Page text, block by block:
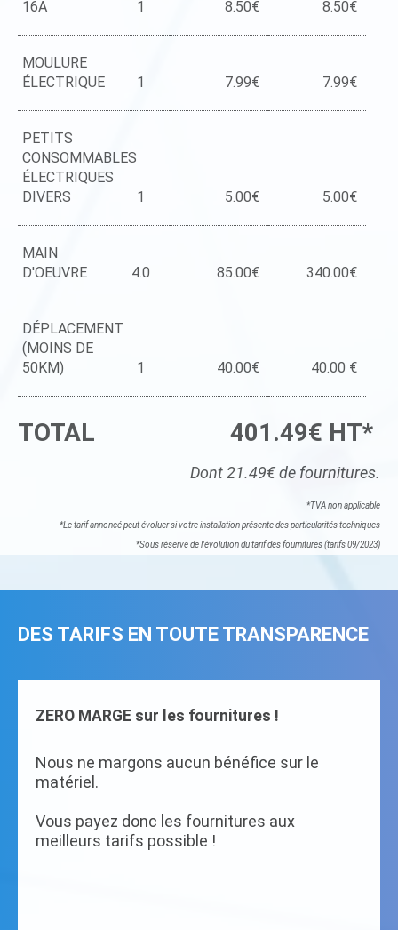
16A 1 8.50€ 8.50€
MOULURE
ÉLECTRIQUE
1 7.99€ 7.99€
PETITS
CONSOMMABLES
ÉLECTRIQUES
DIVERS
1 5.00€ 5.00€
MAIN
D'OEUVRE
4.0 85.00€ 340.00€
DÉPLACEMENT
(MOINS DE
50KM)
1 40.00€ 40.00 €
TOTAL 401.49€ HT*
Dont 21.49€ de fournitures.
*TVA non applicable
*Le tarif annoncé peut évoluer si votre installation présente des particularités techniques
*Sous réserve de l'évolution du tarif des fournitures (tarifs 09/2023)
DES TARIFS EN TOUTE TRANSPARENCE
ZERO MARGE sur les fournitures !
Nous ne margons aucun bénéfice sur le
matériel.
Vous payez donc les fournitures aux
meilleurs tarifs possible !